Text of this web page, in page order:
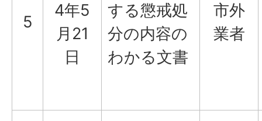
5
4年5
月21
日
する懲戒処
分の内容の
わかる文書
市外
業者